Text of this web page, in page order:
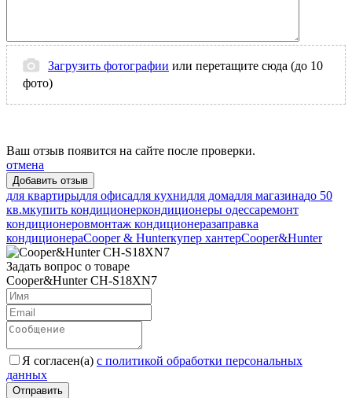
Загрузить фотографии или перетащите сюда (до 10
фото)
Ваш отзыв появится на сайте после проверки.
отмена
для квартирыдля офисадля кухнидля домадля магазинадо 50
кв.мкупить кондиционеркондиционеры одессаремонт
кондиционеровмонтаж кондиционеразаправка
кондиционераCooper & Hunterкупер хантерCooper&Hunter
Задать вопрос о товаре
Cooper&Hunter CH-S18XN7
Я согласен(a) с политикой обработки персональных
данных
Отправить